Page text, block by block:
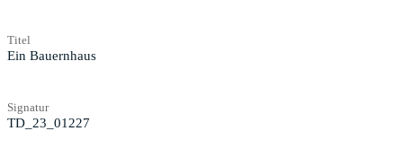
Titel
Ein Bauernhaus
Signatur
TD_23_01227